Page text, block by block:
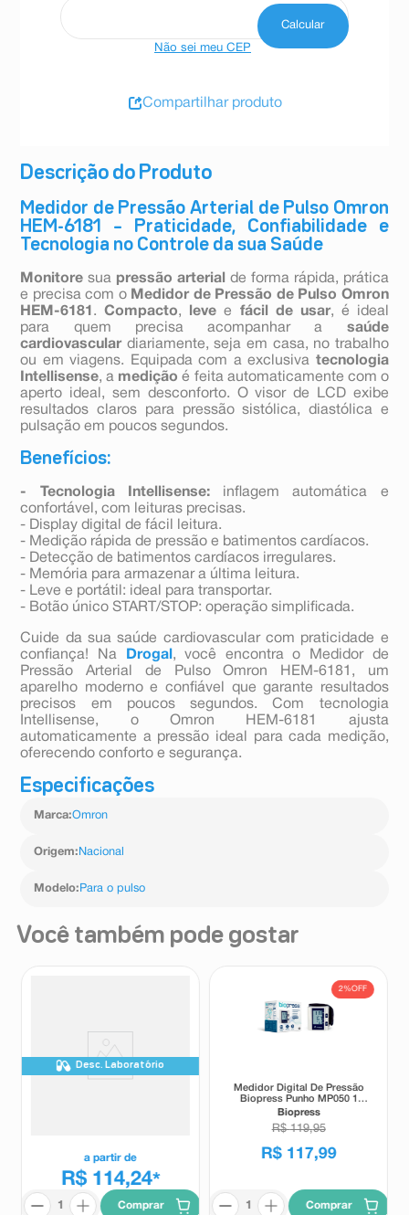
Descrição do Produto
Medidor de Pressão Arterial de Pulso Omron
HEM-6181 – Praticidade, Confiabilidade e
Tecnologia no Controle da sua Saúde
Monitore sua pressão arterial
de forma rápida, prática
e precisa com o Medidor de Pressão de Pulso Omron
HEM-6181 .Compacto, leve e fácil de usar, é ideal
para quem precisa acompanhar a saúde
cardiovasculardiariamente, seja em casa, no trabalho
ou em viagens. Equipada com a exclusiva tecnologia
Intellisense, a medição é feita automaticamente com o
aperto ideal, sem desconforto. O visor de LCD exibe
resultados claros para pressão sistólica, diastólica e
pulsação em poucos segundos.
Benefícios:
- Tecnologia Intellisense:inflagem automática e
confortável, com leituras precisas.
- Display digital de fácil leitura.
- Medição rápida de pressão e batimentos cardíacos.
- Detecção de batimentos cardíacos irregulares.
- Memória para armazenar a última leitura.
- Leve e portátil: ideal para transportar.
- Botão único START/STOP: operação simplificada.
Cuide da sua saúde cardiovascular com praticidade e
confiança! Na
Drogal , você encontra o Medidor de
Pressão Arterial de Pulso Omron HEM-6181, um
aparelho moderno e confiável que garante resultados
precisos em poucos segundos. Com tecnologia
Intellisense, o Omron HEM-6181 ajusta
automaticamente a pressão ideal para cada medição,
oferecendo conforto e segurança.
Especificações
Marca:Omron
Origem:Nacional
Modelo:Para o pulso
Não sei meu CEP
Compartilhar produto
Você também pode gostar
Desc. Laboratório
a partir de
R$ 114,24*
Comprar
2%OFF
Medidor Digital De Pressão
Biopress Punho MP050 1
Unidade
Biopress
R$ 119,95
R$ 117,99
Comprar